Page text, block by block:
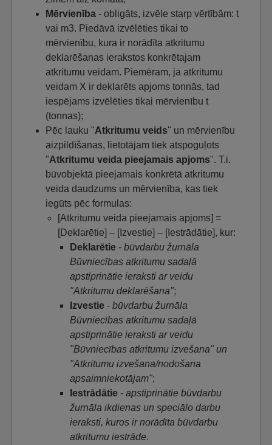
Mērvienība - obligāts, izvēle starp vērtībām: t
vai m3. Piedāvā izvēlēties tikai to
mērvienību, kura ir norādīta atkritumu
deklarēšanas ierakstos konkrētajam
atkritumu veidam. Piemēram, ja atkritumu
veidam X ir deklarēts apjoms tonnās, tad
iespējams izvēlēties tikai mērvienību t
(tonnas);
Pēc lauku "Atkritumu veids" un mērvienību
aizpildīšanas, lietotājam tiek atspoguļots
"Atkritumu veida pieejamais apjoms". T.i.
būvobjektā pieejamais konkrētā atkritumu
veida daudzums un mērvienība, kas tiek
iegūts pēc formulas:
[Atkritumu veida pieejamais apjoms] =
[Deklarētie] – [Izvestie] – [Iestrādātie], kur:
Deklarētie - būvdarbu žurnāla
Būvniecības atkritumu sadaļā
apstiprinātie ieraksti ar veidu
"Atkritumu deklarēšana";
Izvestie - būvdarbu žurnāla
Būvniecības atkritumu sadaļā
apstiprinātie ieraksti ar veidu
"Būvniecības atkritumu izvešana" un
"Atkritumu izvešana/nodošana
apsaimniekotājam";
Iestrādātie - apstiprinātie būvdarbu
žurnāla ikdienas un speciālo darbu
ieraksti, kuros ir norādīta būvdarbu
atkritumu iestrāde.